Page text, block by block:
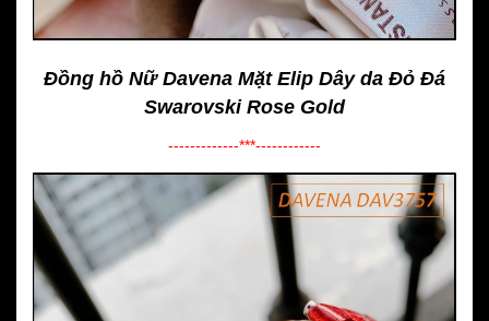
Đồng hồ Nữ Davena Mặt Elip Dây da Đỏ Đá
Swarovski Rose Gold
-------------***------------